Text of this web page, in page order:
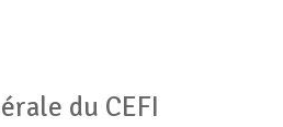
du CEFI